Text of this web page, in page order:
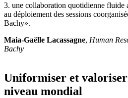
3. une collaboration quotidienne fluide
au déploiement des sessions
Bachy».
Maia-Gaëlle Lacassagne, Human
Bachy
Uniformiser et
niveau mondial